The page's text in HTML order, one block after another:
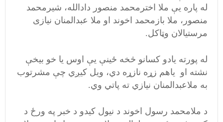
له پاره یې ملا اخترمحمد منصور دادالله، شیرمحمد
منصور، ملا بازمحمد اخوند او ملا عبدالمنان نیازی
مرستیالان وټاکل.
له پورته یادو کسانو څخه ځينې يې اوس یا خو بیخې
نشته او یاهم زړه نازړه دي، ویل کیږي چې مشرتوب
به ملاعبدالمنان نیازي ته پاتي وي.
د ملامحمد رسول اخوند د نیول کیدو د خبر په ورځ د